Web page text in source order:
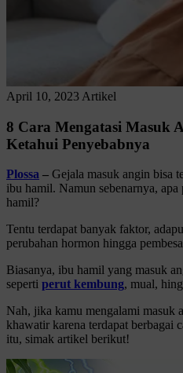
April 10, 2023 Artikel
8 Cara Mengatasi Masuk
Ketahui Penyebabnya
Plossa – Gejala masuk angin bisa
ibu hamil. Namun sebenarnya, apa
hamil?
Tentu terdapat banyak faktor,
perubahan hormon hingga
Biasanya, ibu hamil yang masuk
seperti perut kembung, mual,
Nah, jika kamu mengalami masuk
khawatir karena terdapat berbagai
itu, simak artikel berikut!